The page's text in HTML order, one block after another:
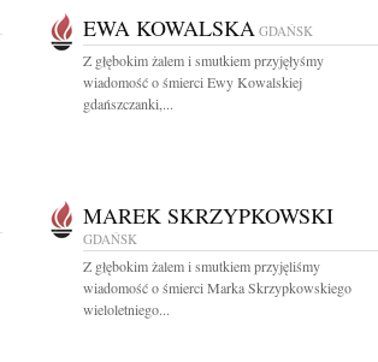
EWA KOWALSKA GDAŃSK
Z głębokim żalem i smutkiem przyjęłyśmy
wiadomość o śmierci Ewy Kowalskiej
gdańszczanki,...
MAREK SKRZYPKOWSKI
GDAŃSK
Z głębokim żalem i smutkiem przyjęliśmy
wiadomość o śmierci Marka Skrzypkowskiego
wieloletniego...